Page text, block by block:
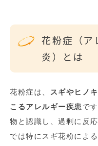
花粉症（ア
炎）とは
花粉症は、
スギやヒノ
こるアレルギー疾患 で
物と認識し、過剰に反
では特にスギ花粉によ